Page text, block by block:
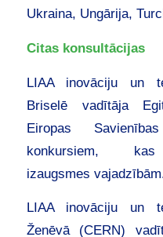
Ukraina, Ungārija,
Citas konsultācijas
LIAA inovāciju un
Briselē vadītāja
Eiropas
konkursiem,
izaugsmes
LIAA inovāciju un
Ženēvā (CERN)